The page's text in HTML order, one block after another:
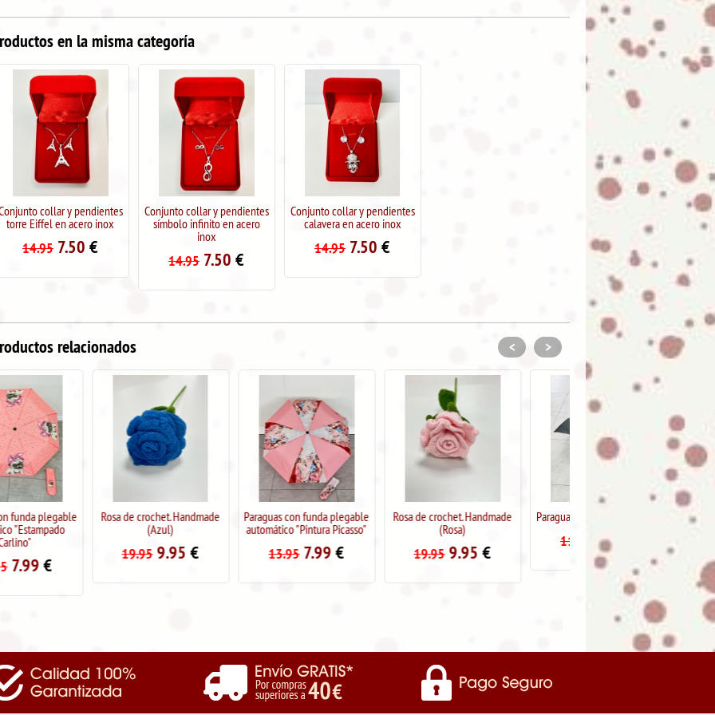
en la misma categoría
collar y pendientes
torre Eiffel en acero inox
14.95 7.50 €
Conjunto collar y pendientes
símbolo infinito en acero
inox
14.95 7.50 €
Conjunto collar y pendientes
calavera en acero inox
14.95 7.50 €
relacionados
Rosa de crochet. Handmade
(Azul)
Paraguas con funda plegable
automático "Pintura Picasso"
13.95
Rosa de crochet. Handmade
(Rosa)
19.95
Paraguas plegable Caballero
11.95
Rosa de crochet. Handmade
19.95 9.95€
< >